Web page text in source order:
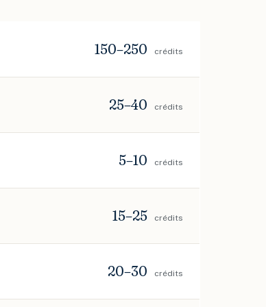
150–250 crédits
25–40 crédits
5–10 crédits
15–25 crédits
20–30 crédits